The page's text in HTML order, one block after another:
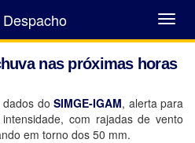
Abrir
Menu
nas próximas horas
do SIMGE-IGAM, alerta para
com rajadas de vento
em torno dos 50 mm.